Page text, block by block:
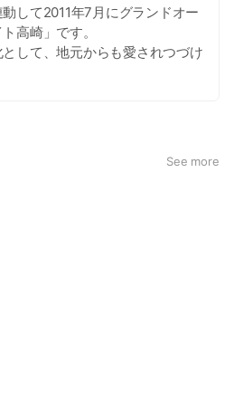
して2011年7月にグランドオー
高崎」です。
して、地元からも愛されつづけ
を象徴するスケール感を両立。
See more